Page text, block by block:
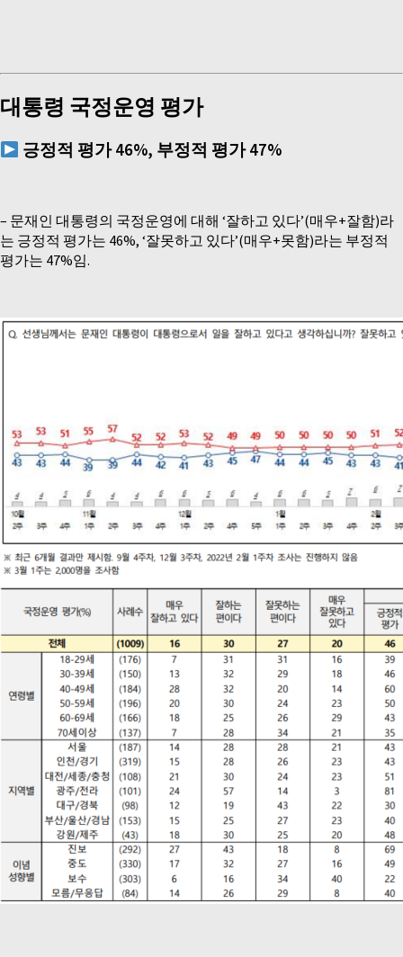
대통령 국정운영 평가
긍정적 평가46%, 부정적 평가47%
– 문재인 대통령의 국정운영에 대해 ‘잘하고 있다’(매우+잘함)라
는 긍정적 평가는 46%, ‘잘못하고 있다’(매우+못함)라는 부정적
평가는 47%임.